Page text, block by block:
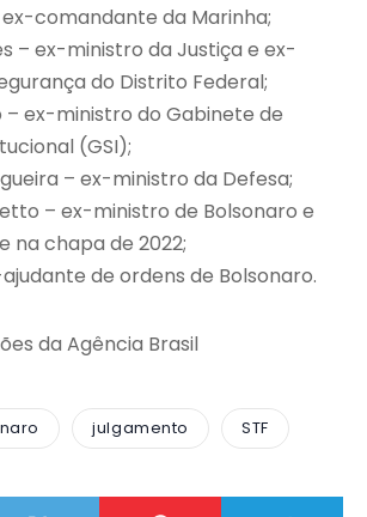
comandante da Marinha;
– ex-ministro da Justiça e ex-
do Distrito Federal;
– ex-ministro do Gabinete de
(GSI);
– ex-ministro da Defesa;
– ex-ministro de Bolsonaro e
na chapa de 2022;
de ordens de Bolsonaro.
da Agência Brasil
julgamento STF